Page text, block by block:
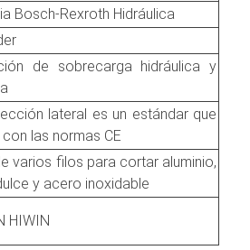
Bosch-Rexroth Hidráulica
de sobrecarga hidráulica y
lateral es un estándar que
las normas CE
varios filos para cortar aluminio,
y acero inoxidable
HIWIN